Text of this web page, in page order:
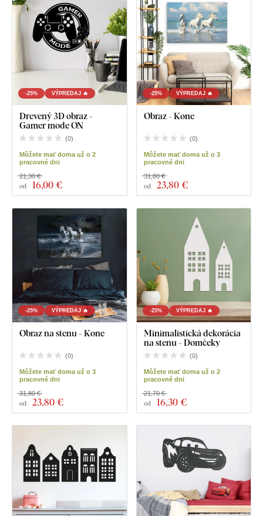
-25% VÝPREDAJ 🔥
Drevený 3D obraz -
Gamer mode ON
(0)
Môžete mať doma už o 2
pracovné dni
od 16,00 €
21,30 €
-25% VÝPREDAJ 🔥
Obraz - Kone
(0)
Môžete mať doma už o 3
pracovné dni
od 23,80 €
31,80 €
-25% VÝPREDAJ 🔥
Obraz na stenu - Kone
(0)
Môžete mať doma už o 3
pracovné dni
od 23,80 €
31,80 €
-25% VÝPREDAJ 🔥
Minimalistická dekorácia
na stenu - Domčeky
(0)
Môžete mať doma už o 2
pracovné dni
od 16,30 €
21,70 €